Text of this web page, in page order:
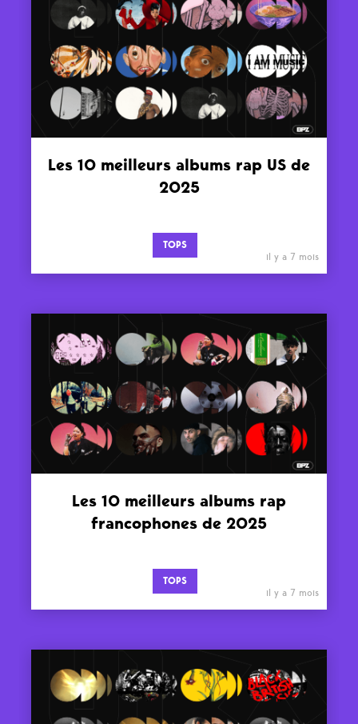
Les 10 meilleurs albums rap US de
2025
TOPS
il y a 7 mois
Les 10 meilleurs albums rap
francophones de 2025
TOPS
il y a 7 mois